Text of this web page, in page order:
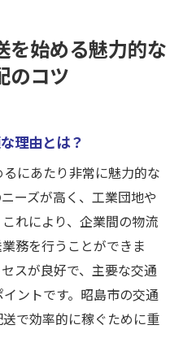
ブルを未然に防ぐ方法
！軽貨物運送で稼ぐた
る昭島市の背景
な契約のポイント
ら信頼を得る方法
ルートの効率化戦略
の顧客管理術
送を成功させるための
効率的な軽貨物配送ビ
を始める魅力的な
のコツ
理由とは？
にあたり非常に魅力的な
ーズが高く、工業団地や
れにより、企業間の物流
務を行うことができま
スが良好で、主要な交通
ントです。昭島市の交通
で効率的に稼ぐために重